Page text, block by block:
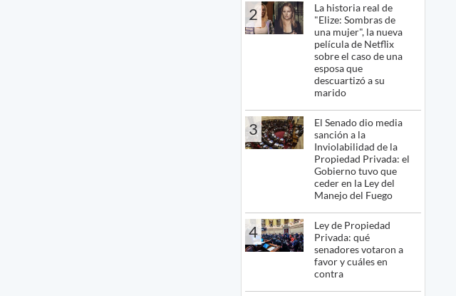
2
La historia real de
"Elize: Sombras de
una mujer", la nueva
película de Netflix
sobre el caso de una
esposa que
descuartizó a su
marido
3
El Senado dio media
sanción a la
Inviolabilidad de la
Propiedad Privada: el
Gobierno tuvo que
ceder en la Ley del
Manejo del Fuego
4
Ley de Propiedad
Privada: qué
senadores votaron a
favor y cuáles en
contra